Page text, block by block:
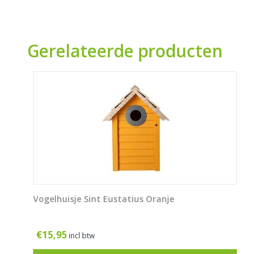
Gerelateerde producten
Vogelhuisje Sint Eustatius Oranje
€15,95 incl btw